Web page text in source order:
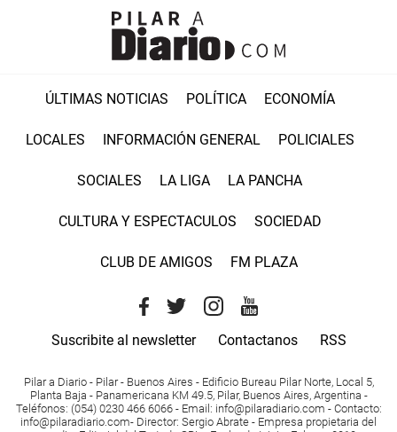
ÚLTIMAS NOTICIAS POLÍTICA ECONOMÍA
LOCALES INFORMACIÓN GENERAL POLICIALES
SOCIALES LA LIGA LA PANCHA
CULTURA Y ESPECTACULOS SOCIEDAD
CLUB DE AMIGOS FM PLAZA
Suscribite al newsletter Contactanos RSS
Pilar a Diario - Pilar - Buenos Aires - Edificio Bureau Pilar Norte, Local 5,
Planta Baja - Panamericana KM 49.5, Pilar, Buenos Aires, Argentina -
Teléfonos: (054) 0230 466 6066 - Email : info@pilaradiario.com - Contacto:
info@pilaradiario.com- Director: Sergio Abrate - Empresa propietaria del